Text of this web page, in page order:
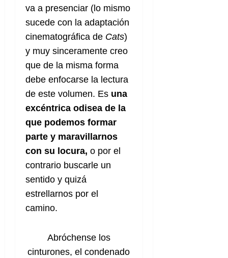
va a presenciar (lo mismo
sucede con la adaptación
cinematográfica de Cats)
y muy sinceramente creo
que de la misma forma
debe enfocarse la lectura
de este volumen. Es una
excéntrica odisea de la
que podemos formar
parte y maravillarnos
con su locura, o por el
contrario buscarle un
sentido y quizá
estrellarnos por el
camino.
Abróchense los
cinturones, el condenado